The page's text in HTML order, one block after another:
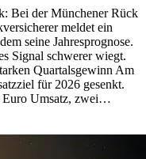
Bei der Münchener Rück
meldet ein
seine Jahresprognose.
Signal schwerer wiegt.
Quartalsgewinn Am
für 2026 gesenkt.
Euro Umsatz, zwei…